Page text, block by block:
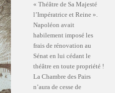
« Théâtre de Sa Majesté
l’Impératrice et Reine ».
Napoléon avait
habilement imposé les
frais de rénovation au
Sénat en lui cédant le
théâtre en toute propriété !
La Chambre des Pairs
n’aura de cesse de